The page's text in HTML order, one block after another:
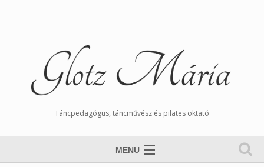
Táncpedagógus, táncművész és pilates oktató
MENU